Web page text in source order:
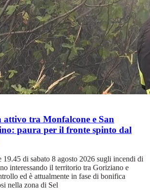
attivo tra Monfalcone e San
paura per il fronte spinto dal
di sabato 8 agosto 2026 sugli incendi di
interessando il territorio tra Goriziano e
ed è attualmente in fase di bonifica
nella zona di Sel